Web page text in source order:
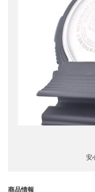
安
商品情報